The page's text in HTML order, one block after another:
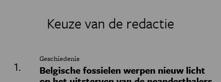
Keuze van de redactie
Geschiedenis
Belgische fossielen werpen nieuw licht